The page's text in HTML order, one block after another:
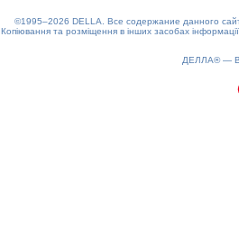
©1995–2026 DELLA. Все содержание данного
Копіювання та розміщення в інших засобах
ДЕЛЛА® —